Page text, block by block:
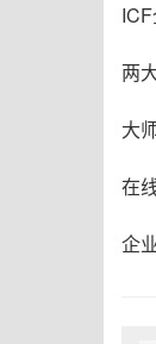
两
大
在
企